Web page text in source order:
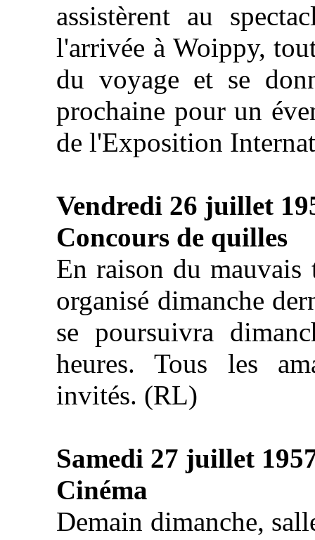
assistèrent au
l'arrivée à Woippy,
du voyage et se
prochaine pour un
de l'Exposition
Vendredi 26 juillet
Concours de quilles
En raison du mauvais
organisé dimanche
se poursuivra
heures. Tous les
invités. (RL)
Samedi 27 juillet
Cinéma
Demain dimanche,